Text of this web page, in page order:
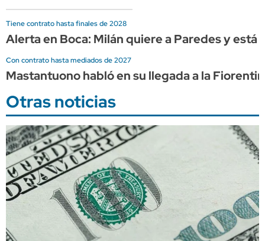
Tiene contrato hasta finales de 2028
Alerta en Boca: Milán quiere a Paredes y está
Con contrato hasta mediados de 2027
Mastantuono habló en su llegada a la
Otras noticias